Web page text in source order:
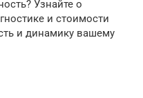
Узнайте о
и стоимости
и динамику вашему